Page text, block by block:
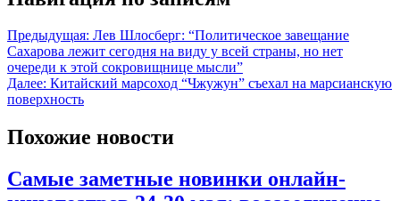
Предыдущая: Лев Шлосберг: “Политическое завещание
Сахарова лежит сегодня на виду у всей страны, но нет
очереди к этой сокровищнице мысли”
Далее: Китайский марсоход “Чжужун” съехал на марсианскую
поверхность
Похожие новости
Самые заметные новинки онлайн-